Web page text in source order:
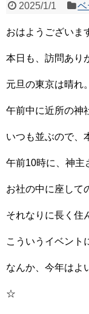
2025/1/1
おはようございま
本日も、訪問あり
元旦の東京は晴れ。
午前中に近所の神
いつも並ぶので、
午前10時に、神主
お社の中に座して
それなりに長く住
こういうイベント
なんか、今年はよ
☆